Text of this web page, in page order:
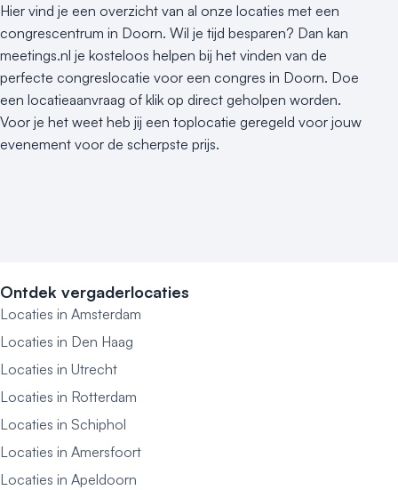
Hier vind je een overzicht van al onze locaties met een
congrescentrum in Doorn. Wil je tijd besparen? Dan kan
meetings.nl je kosteloos helpen bij het vinden van de
perfecte congreslocatie voor een congres in Doorn. Doe
een locatieaanvraag of klik op direct geholpen worden.
Voor je het weet heb jij een toplocatie geregeld voor jouw
evenement voor de scherpste prijs.
Ontdek vergaderlocaties
Locaties in Amsterdam
Locaties in Den Haag
Locaties in Utrecht
Locaties in Rotterdam
Locaties in Schiphol
Locaties in Amersfoort
Locaties in Apeldoorn